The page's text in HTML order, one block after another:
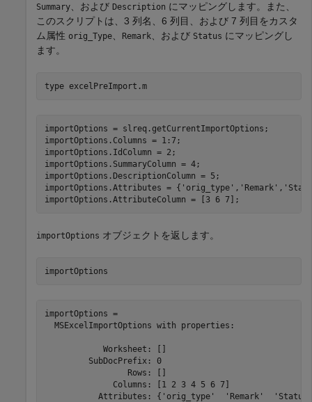
Summary、および Description にマッピングします。また、
このスクリプトは、3 列名、6 列目、および 7 列目をカスタ
ム属性 orig_Type、 Remark、および Status にマッピングし
ます。
type excelPreImport.m
importOptions = slreq.getCurrentImportOptions;
importOptions.Columns = 1:7;
importOptions.IdColumn = 2;
importOptions.SummaryColumn = 4;
importOptions.DescriptionColumn = 5;
importOptions.Attributes =
importOptions オブジェクトを返します。
importOptions
importOptions =
  MSExcelImportOptions with properties:
            Worksheet: []
         SubDocPrefix: 0
                 Rows: []
              Columns: [1 2 3 4 5 6 7]
Attributes: {'orig_type'  'Remark'